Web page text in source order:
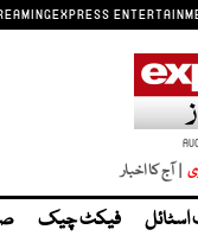
EXPRESS
| آج کا اخبار
اسٹائل فیکٹ چیک